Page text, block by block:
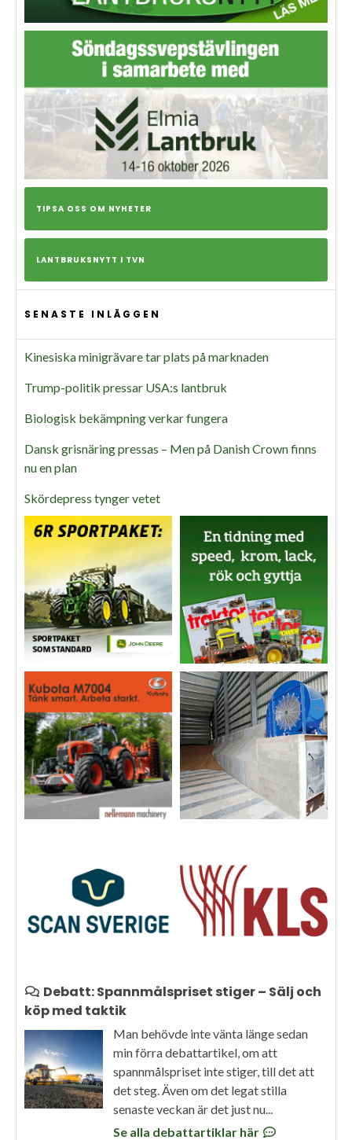
TIPSA OSS OM NYHETER
LANTBRUKSNYTT I TVN
SENASTE INLÄGGEN
Kinesiska minigrävare tar plats på marknaden
Trump-politik pressar USA:s lantbruk
Biologisk bekämpning verkar fungera
Dansk grisnäring pressas – Men på Danish Crown finns
nu en plan
Skördepress tynger vetet
Debatt: Spannmålspriset stiger – Sälj och
köp med taktik
Man behövde inte vänta länge sedan
min förra debattartikel, om att
spannmålspriset inte stiger, till det att
det steg. Även om det legat stilla
senaste veckan är det just nu...
Se alla debattartiklar här